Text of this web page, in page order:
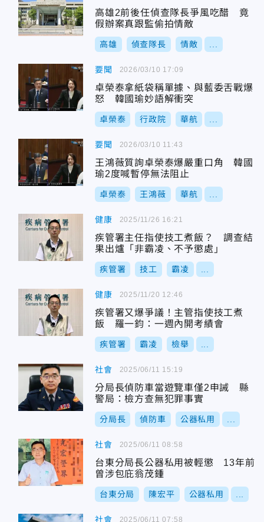
高雄2前後任偵查隊長爭風吃醋 竟
假辦案真跟監偷拍情敵
高雄 偵查隊長 情敵
要聞
卓榮泰拿紙袋稱單據、與藍委舌戰爆
怒 韓國瑜妙語解衝突
卓榮泰 行政院 華航
2026/03/10 17:09
要聞
王鴻薇質詢卓榮泰爆嚴重口角 韓國
瑜2度喊暫停無法阻止
卓榮泰 王鴻薇 華航
2026/03/10 11:43
健康
疾管署主任指使技工煮飯？ 調查結
果出爐「非霸凌、不予懲處」
疾管署 技工 霸凌
2025/11/26 16:21
健康
疾管署又爆爭議！主管指使技工煮
飯 羅一鈞：一週內開考績會
疾管署 霸凌 檢舉
2025/11/20 12:46
社會
分局長偵防車當遊覽車僅2申誡 縣
警局：檢方查無犯罪事實
分局長 偵防車 公器私用
2025/06/11 15:19
社會
台東分局長公器私用被輕懲 13年前
曾涉包庇翁茂鍾
台東分局 陳宏平 公器私用
2025/06/11 08:58
社會 2025/06/11 07:58